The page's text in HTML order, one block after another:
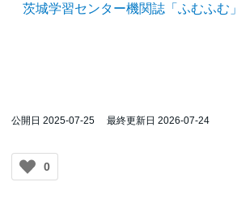
茨城学習センター機関誌「ふむふむ」
公開日 2025-07-25 最終更新日 2026-07-24
0